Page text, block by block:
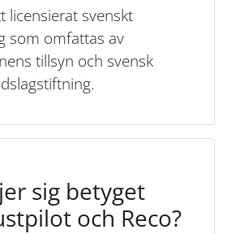
licensierat svenskt
som omfattas av
tillsyn och svensk
sig betyget
och Reco?